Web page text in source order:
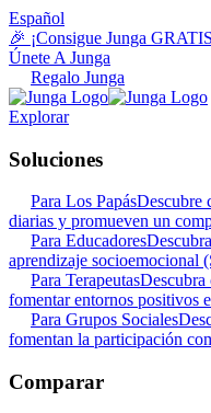
Español
🎉 ¡Consigue Junga
Únete A Junga
Regalo Junga
Explorar
Soluciones
Para Los PapásDescubre
diarias y promueven un
Para Educadores
aprendizaje socioemocional
Para TerapeutasDescubra
fomentar entornos positivos
Para Grupos Sociales
fomentan la participación
Comparar